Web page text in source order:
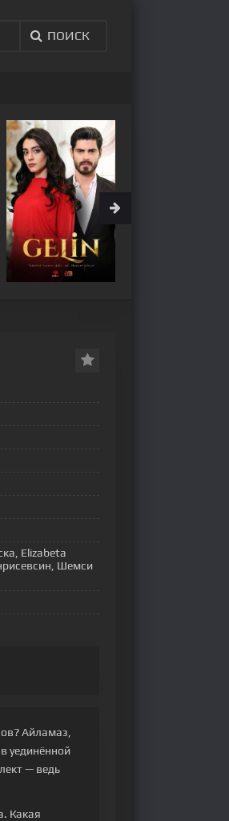
Elizabeta
Шемси
Айламаз,
уединённой
— ведь
Какая
ПОИСК